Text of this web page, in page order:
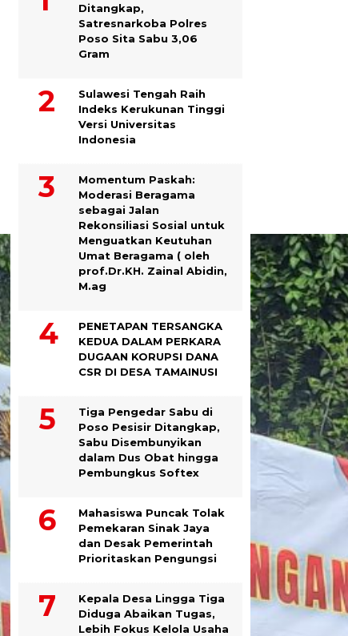
Ditangkap,
Satresnarkoba Polres
Poso Sita Sabu 3,06
Gram
Sulawesi Tengah Raih
Indeks Kerukunan Tinggi
Versi Universitas
Indonesia
Momentum Paskah:
Moderasi Beragama
sebagai Jalan
Rekonsiliasi Sosial untuk
Menguatkan Keutuhan
Umat Beragama ( oleh
prof.Dr.KH. Zainal Abidin,
M.ag
PENETAPAN TERSANGKA
KEDUA DALAM PERKARA
DUGAAN KORUPSI DANA
CSR DI DESA TAMAINUSI
Tiga Pengedar Sabu di
Poso Pesisir Ditangkap,
Sabu Disembunyikan
dalam Dus Obat hingga
Pembungkus Softex
Mahasiswa Puncak Tolak
Pemekaran Sinak Jaya
dan Desak Pemerintah
Prioritaskan Pengungsi
Kepala Desa Lingga Tiga
Diduga Abaikan Tugas,
Lebih Fokus Kelola Usaha